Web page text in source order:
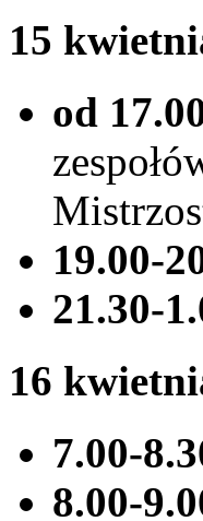
15
od
19.00-
21.30-
16
7.00-
8.00-